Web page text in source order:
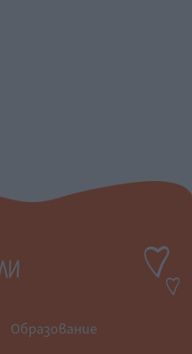
Образование